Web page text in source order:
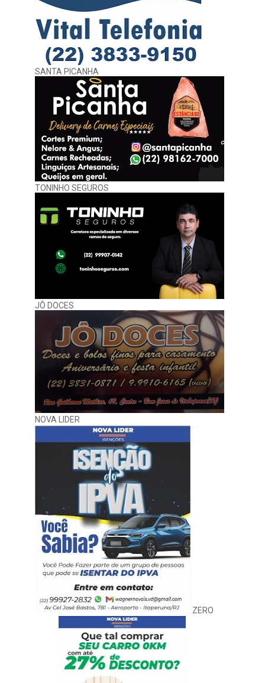
SANTA PICANHA
TONINHO SEGUROS
JÔ DOCES
NOVA LIDER
ZERO